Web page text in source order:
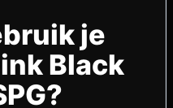
je
Black